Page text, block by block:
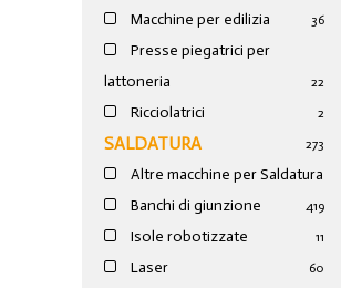
Macchine per edilizia 36
Presse piegatrici per
lattoneria
22
Ricciolatrici 2
SALDATURA 273
Altre macchine per Saldatura
19
Banchi di giunzione 4
Isole robotizzate 11
Laser 60